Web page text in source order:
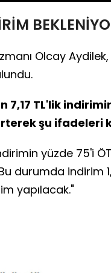
Olcay
TL'lik
şu ifadeleri
yüzde 75'i
durumda indirim
yapılacak."